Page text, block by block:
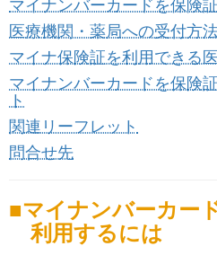
マイナンバーカードを保険
医療機関・薬局への受付方
マイナ保険証を利用できる
マイナンバーカードを保険
ト
関連リーフレット
問合せ先
マイナンバーカー
利用するには